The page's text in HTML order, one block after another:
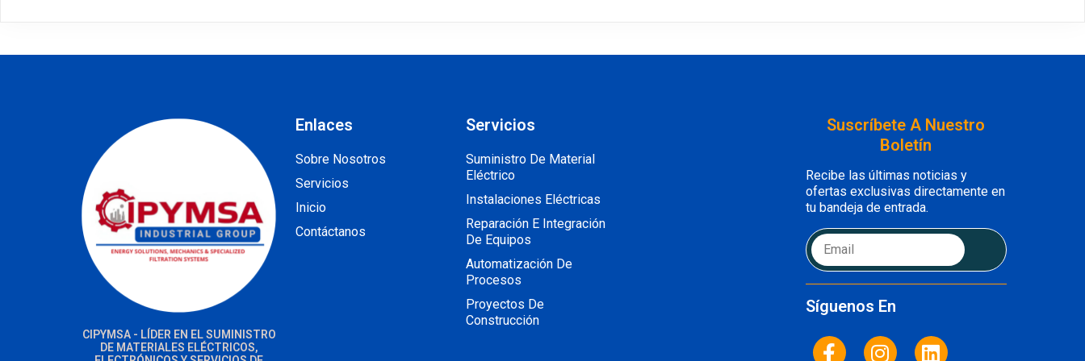
CIPYMSA - LÍDER EN EL SUMINISTRO
DE MATERIALES ELÉCTRICOS,
Enlaces
Sobre Nosotros
Servicios
Inicio
Contáctanos
Servicios
Suministro De Material
Eléctrico
Instalaciones Eléctricas
Reparación E Integración
De Equipos
Automatización De
Procesos
Proyectos De
Construcción
Suscríbete A Nuestro
Boletín
Recibe las últimas noticias y
ofertas exclusivas directamente en
tu bandeja de entrada.
Síguenos En